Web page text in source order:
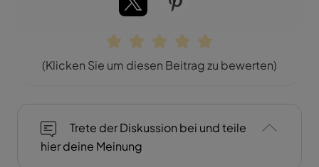
(Klicken Sie um diesen Beitrag zu bewerten)
Trete der Diskussion bei und teile
hier deine Meinung